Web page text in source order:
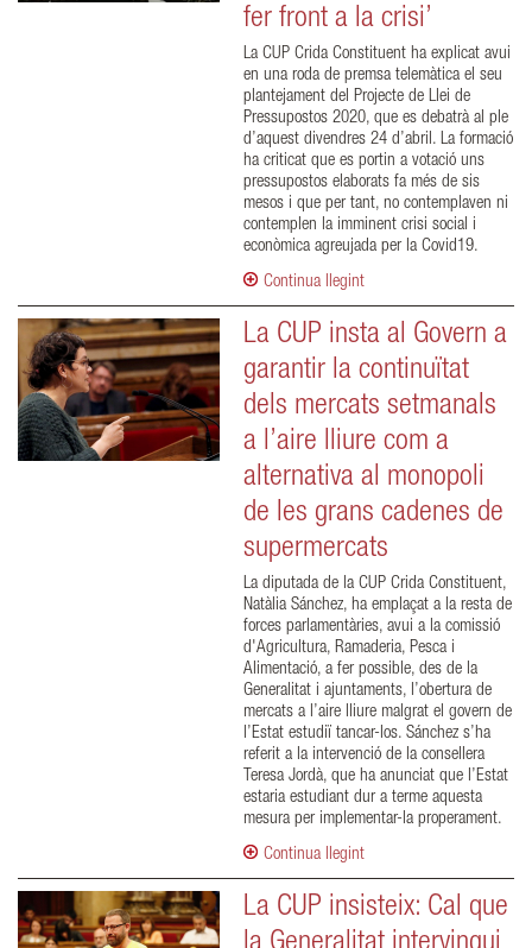
fer front a la crisi’
La CUP Crida Constituent ha explicat avui
en una roda de premsa telemàtica el seu
plantejament del Projecte de Llei de
Pressupostos 2020, que es debatrà al ple
d’aquest divendres 24 d’abril. La formació
ha criticat que es portin a votació uns
pressupostos elaborats fa més de sis
mesos i que per tant, no contemplaven ni
contemplen la imminent crisi social i
econòmica agreujada per la Covid19.
Continua llegint
La CUP insta al Govern a
garantir la continuïtat
dels mercats setmanals
a l’aire lliure com a
alternativa al monopoli
de les grans cadenes de
supermercats
La diputada de la CUP Crida Constituent,
Natàlia Sánchez, ha emplaçat a la resta de
forces parlamentàries, avui a la comissió
d'Agricultura, Ramaderia, Pesca i
Alimentació, a fer possible, des de la
Generalitat i ajuntaments, l’obertura de
mercats a l’aire lliure malgrat el govern de
l’Estat estudiï tancar-los. Sánchez s’ha
referit a la intervenció de la consellera
Teresa Jordà, que ha anunciat que l’Estat
estaria estudiant dur a terme aquesta
mesura per implementar-la properament.
Continua llegint
La CUP insisteix: Cal que